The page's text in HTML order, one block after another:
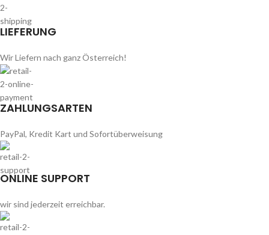
LIEFERUNG
Wir Liefern nach ganz Österreich!
ZAHLUNGSARTEN
PayPal, Kredit Kart und Sofortüberweisung
ONLINE SUPPORT
wir sind jederzeit erreichbar.